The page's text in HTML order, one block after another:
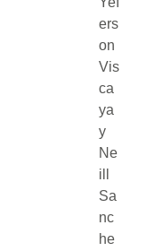
ers
on
Vis
ca
ya
y
Ne
ill
Sa
nc
he